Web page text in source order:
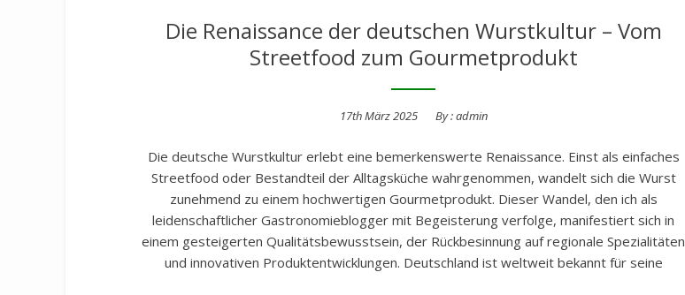
Die Renaissance der deutschen Wurstkultur – Vom
Streetfood zum Gourmetprodukt
Posted
17th März 2025 By :admin
Die deutsche Wurstkultur erlebt eine bemerkenswerte Renaissance. Einst als einfaches
Streetfood oder Bestandteil der Alltagsküche wahrgenommen, wandelt sich die Wurst
zunehmend zu einem hochwertigen Gourmetprodukt. Dieser Wandel, den ich als
leidenschaftlicher Gastronomieblogger mit Begeisterung verfolge, manifestiert sich in
einem gesteigerten Qualitätsbewusstsein, der Rückbesinnung auf regionale Spezialitäten
und innovativen Produktentwicklungen. Deutschland ist weltweit bekannt für seine